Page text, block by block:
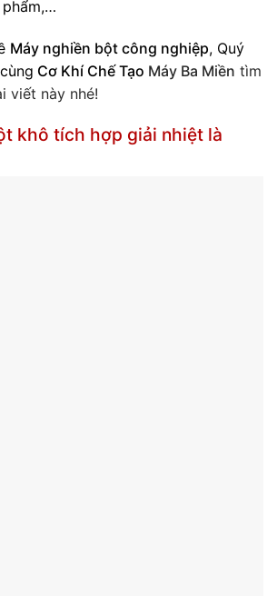
Máy nghiền bột công nghiệp, Quý
Cơ Khí Chế Tạo Máy Ba Miền tìm
viết này nhé!
khô tích hợp giải nhiệt là